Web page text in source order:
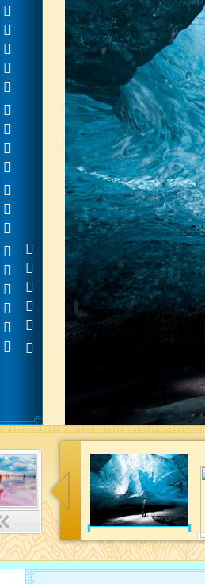
























